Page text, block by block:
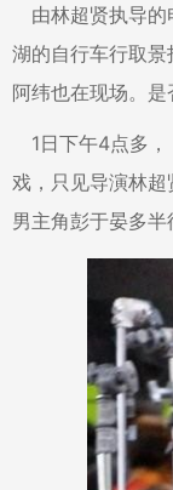
由林超贤执导
湖的自行车行取
阿纬也在现场。是
1日下午4点多
戏，只见导演林
男主角彭于晏多半